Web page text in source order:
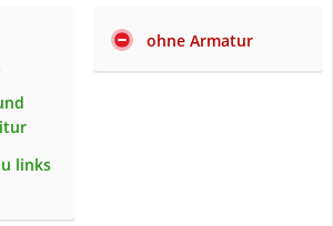
links
ohne Armatur